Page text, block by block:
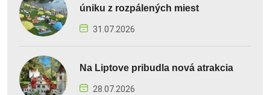
úniku z rozpálených miest
31.07.2026
Na Liptove pribudla nová atrakcia
28.07.2026